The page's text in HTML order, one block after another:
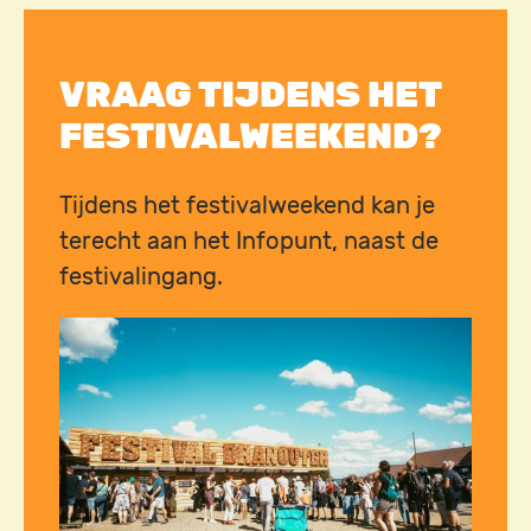
VRAAG TIJDENS HET
FESTIVALWEEKEND?
Tijdens het festivalweekend kan je
terecht aan het Infopunt, naast de
festivalingang.
Image